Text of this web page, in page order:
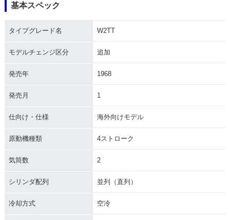
基本スペック
タイプグレード名 W2TT
モデルチェンジ区分 追加
発売年 1968
発売月 1
仕向け・仕様 海外向けモデル
原動機種類 4ストローク
気筒数 2
シリンダ配列 並列（直列）
冷却方式 空冷